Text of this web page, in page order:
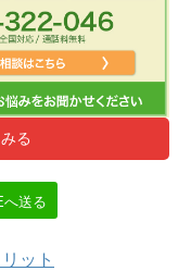
る
へ送る
ット